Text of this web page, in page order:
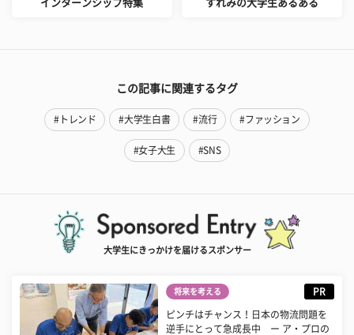
インターンシップ特集 すれみの大学生あるある
この記事に関連するタグ
#トレンド #大学生白書 #流行 #ファッション
#女子大生 #SNS
大学生にきっかけを届けるスポンサー
将来を考える PR
ピンチはチャンス！日本の物流問題を
逆手にとって急成長中 ー ア・プロの